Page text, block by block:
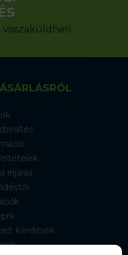
eljárás
Kérdések